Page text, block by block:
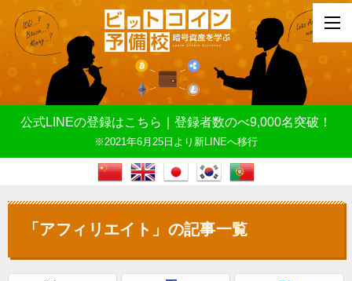
公式LINEの登録はこちら｜登録者数のべ9,000名突破！
※2021年6月25日より新LINEへ移行
「アフィリエイト」の記事一覧